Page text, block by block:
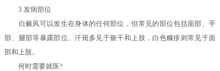
3.发病部位
白癜风可以发生在身体的任何部位，但常见的部位包括面部、手
部、腿部等暴露部位。汗斑多见于躯干和上肢，白色糠疹则常见于面
部和上肢。
何时需要就医?